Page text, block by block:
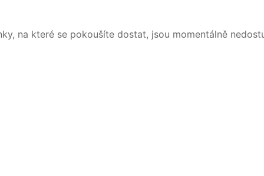
na které se pokoušíte dostat, jsou momentálně